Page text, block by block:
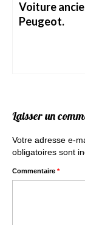
Voiture
Peugeot.
Laisser un
Votre adresse e-
obligatoires sont
Commentaire *